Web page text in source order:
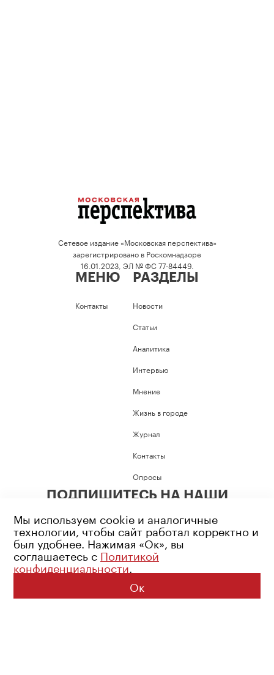
Сетевое издание «Московская перспектива»
зарегистрировано в Роскомнадзоре
16.01.2023, ЭЛ № ФС 77-84449.
МЕНЮ
Контакты
РАЗДЕЛЫ
Новости
Статьи
Аналитика
Интервью
Мнение
Жизнь в городе
Журнал
Контакты
Опросы
ПОДПИШИТЕСЬ НА НАШИ
Возрастное ограничение: 16+
Политика конфиденциальности
© 2026 Все права защищены
Мы используем cookie и аналогичные
технологии, чтобы сайт работал корректно и
был удобнее. Нажимая «Ок», вы
соглашаетесь с Политикой
конфиденциальности.
Ок